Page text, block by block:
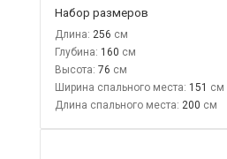
Набор размеров
Длина: 256
Глубина: 160
Высота: 76
Ширина спального места: 151
Длина спального места: 200